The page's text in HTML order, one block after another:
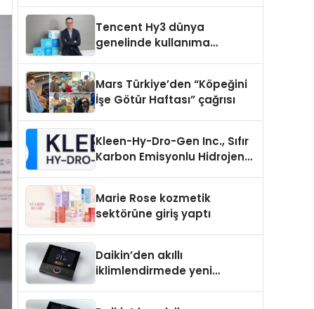
Tencent Hy3 dünya
genelinde kullanıma
Mars Türkiye’den “Köpeğini
İşe Götür Haftası” çağrısı
Kleen-Hy-Dro-Gen Inc., Sıfır
Karbon Emisyonlu Hidrojen
Aldı
Marie Rose kozmetik
sektörüne giriş yaptı
Daikin’den akıllı
iklimlendirmede yeni